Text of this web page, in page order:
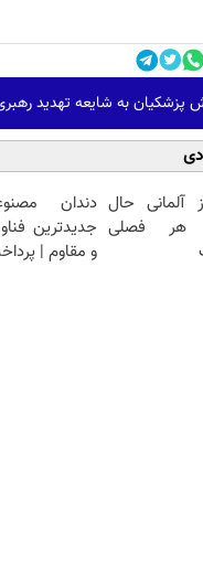
پزشکیان به شایعه تهدید
آلمانی حال
هر فصلی
دندان
جدیدترین
و مقاوم |